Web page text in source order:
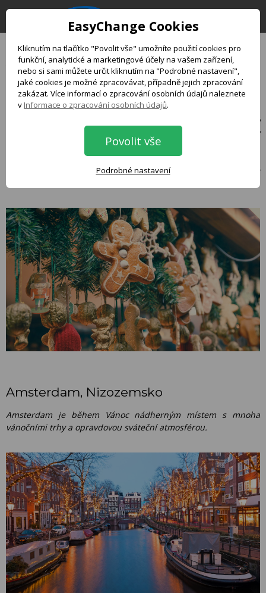
Vánoce v Evropě - kam
vyrazit?
zahraničí? Evropa nabízí nepřeberné množství úchvatných
destinací, které vás přenesou do pohádkové atmosféry Vánoc.
Pojďme se podívat na několik měst v Evropě a co v nich můžete
zažít během tohoto svátečního období.
Amsterdam, Nizozemsko
Amsterdam je během Vánoc nádherným místem s mnoha
vánočními trhy a opravdovou sváteční atmosférou.
EasyChange Cookies
Kliknutím na tlačítko "Povolit vše" umožníte použití cookies pro
funkční, analytické a marketingové účely na vašem zařízení,
nebo si sami můžete určit kliknutím na "Podrobné nastavení",
jaké cookies je možné zpracovávat, případně jejich zpracování
zakázat. Více informací o zpracování osobních údajů naleznete
vInformace o zpracování osobních údajů.
Povolit vše
Podrobné nastavení